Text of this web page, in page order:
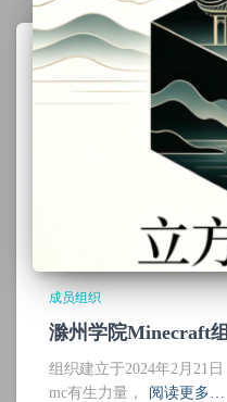
成员组织
滁州学院Minecraft
组织建立于2024年2月21
mc有生力量，
阅读更多…